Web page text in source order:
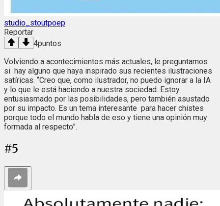
studio_stoutpoep
Reportar
4puntos
Volviendo a acontecimientos más actuales, le preguntamos
si hay alguno que haya inspirado sus recientes ilustraciones
satíricas. “Creo que, como ilustrador, no puedo ignorar a la IA
y lo que le está haciendo a nuestra sociedad. Estoy
entusiasmado por las posibilidades, pero también asustado
por su impacto. Es un tema interesante para hacer chistes
porque todo el mundo habla de eso y tiene una opinión muy
formada al respecto”.
#5